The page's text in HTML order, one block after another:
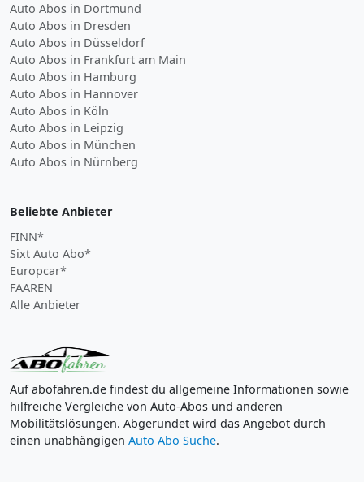
Auto Abos in Dortmund
Auto Abos in Dresden
Auto Abos in Düsseldorf
Auto Abos in Frankfurt am Main
Auto Abos in Hamburg
Auto Abos in Hannover
Auto Abos in Köln
Auto Abos in Leipzig
Auto Abos in München
Auto Abos in Nürnberg
Beliebte Anbieter
FINN*
Sixt Auto Abo*
Europcar*
FAAREN
Alle Anbieter
Auf abofahren.de findest du allgemeine Informationen sowie
hilfreiche Vergleiche von Auto-Abos und anderen
Mobilitätslösungen. Abgerundet wird das Angebot durch
einen unabhängigen Auto Abo Suche.